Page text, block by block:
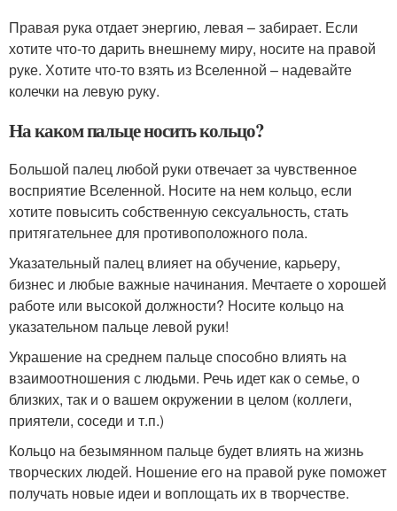
Правая рука отдает энергию, левая – забирает. Если
хотите что-то дарить внешнему миру, носите на правой
руке. Хотите что-то взять из Вселенной – надевайте
колечки на левую руку.
На каком пальце носить кольцо?
Большой палец любой руки отвечает за чувственное
восприятие Вселенной. Носите на нем кольцо, если
хотите повысить собственную сексуальность, стать
притягательнее для противоположного пола.
Указательный палец влияет на обучение, карьеру,
бизнес и любые важные начинания. Мечтаете о хорошей
работе или высокой должности? Носите кольцо на
указательном пальце левой руки!
Украшение на среднем пальце способно влиять на
взаимоотношения с людьми. Речь идет как о семье, о
близких, так и о вашем окружении в целом (коллеги,
приятели, соседи и т.п.)
Кольцо на безымянном пальце будет влиять на жизнь
творческих людей. Ношение его на правой руке поможет
получать новые идеи и воплощать их в творчестве.